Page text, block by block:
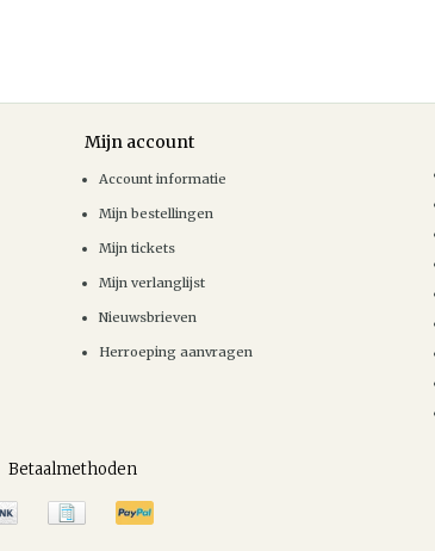
Mijn account
Account informatie
Mijn bestellingen
Mijn tickets
Mijn verlanglijst
Nieuwsbrieven
Herroeping aanvragen
Betaalmethoden